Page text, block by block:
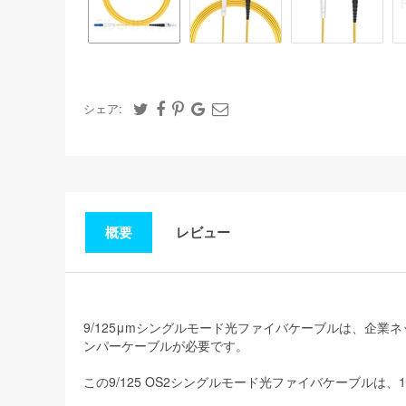
シェア:
概要 レビュー
9/125μmシングルモード光ファイバケーブルは、企業
ンパーケーブルが必要です。
この9/125 OS2シングルモード光ファイバケーブルは